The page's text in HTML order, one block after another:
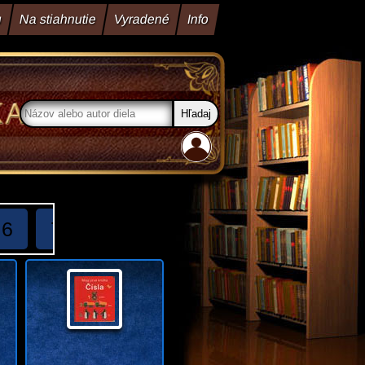
Na stiahnutie Vyradené Info
6 7 10 11 12